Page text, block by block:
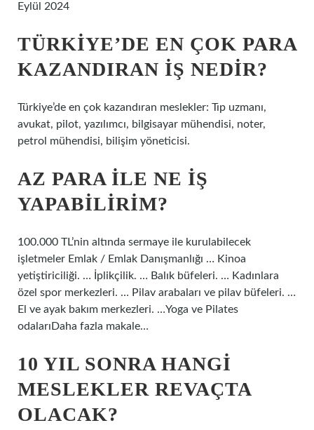
Eylül 2024
TÜRKIYE’DE EN ÇOK PARA
KAZANDIRAN IŞ NEDIR?
Türkiye’de en çok kazandıran meslekler: Tıp uzmanı,
avukat, pilot, yazılımcı, bilgisayar mühendisi, noter,
petrol mühendisi, bilişim yöneticisi.
AZ PARA ILE NE IŞ
YAPABILIRIM?
100.000 TL’nin altında sermaye ile kurulabilecek
işletmeler Emlak / Emlak Danışmanlığı … Kinoa
yetiştiriciliği. … İplikçilik. … Balık büfeleri. … Kadınlara
özel spor merkezleri. … Pilav arabaları ve pilav büfeleri. …
El ve ayak bakım merkezleri. …Yoga ve Pilates
odalarıDaha fazla makale…
10 YIL SONRA HANGI
MESLEKLER REVAÇTA
OLACAK?